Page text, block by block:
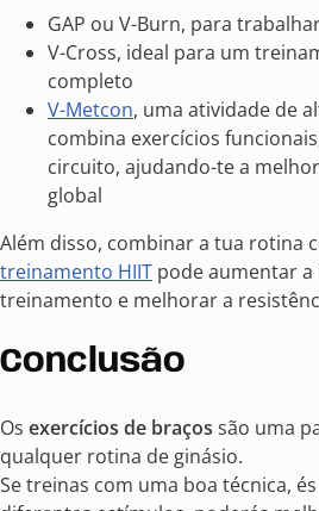
GAP ou V-Burn, para
V-Cross, ideal para um
completo
V-Metcon, uma atividade de
combina exercícios
circuito, ajudando-te a
global
Além disso, combinar a tua rotina
treinamento HIIT pode aumentar
treinamento e melhorar a
Conclusão
Os exercícios de braços são uma
qualquer rotina de ginásio.
Se treinas com uma boa técnica,